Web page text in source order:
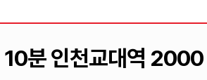
분 인천교대역 2000